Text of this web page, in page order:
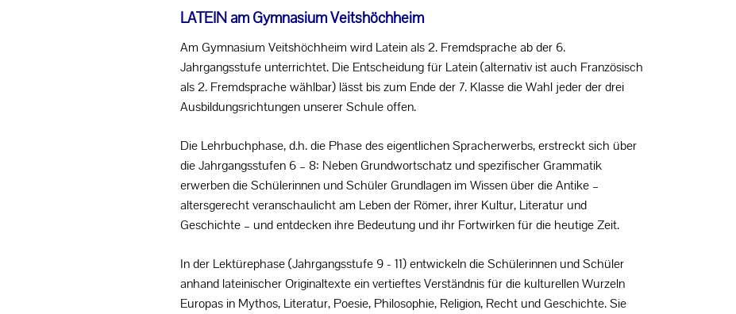
LATEIN am Gymnasium Veitshöchheim
Am Gymnasium Veitshöchheim wird Latein als 2. Fremdsprache ab der 6.
Jahrgangsstufe unterrichtet. Die Entscheidung für Latein (alternativ ist auch Französisch
als 2. Fremdsprache wählbar) lässt bis zum Ende der 7. Klasse die Wahl jeder der drei
Ausbildungsrichtungen unserer Schule offen.
Die Lehrbuchphase, d.h. die Phase des eigentlichen Spracherwerbs, erstreckt sich über
die Jahrgangsstufen 6 – 8: Neben Grundwortschatz und spezifischer Grammatik
erwerben die Schülerinnen und Schüler Grundlagen im Wissen über die Antike –
altersgerecht veranschaulicht am Leben der Römer, ihrer Kultur, Literatur und
Geschichte – und entdecken ihre Bedeutung und ihr Fortwirken für die heutige Zeit.
In der Lektürephase (Jahrgangsstufe 9 - 11) entwickeln die Schülerinnen und Schüler
anhand lateinischer Originaltexte ein vertieftes Verständnis für die kulturellen Wurzeln
Europas in Mythos, Literatur, Poesie, Philosophie, Religion, Recht und Geschichte. Sie